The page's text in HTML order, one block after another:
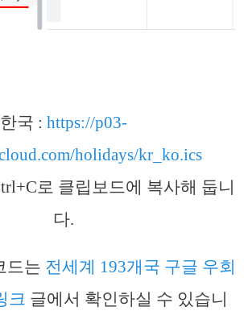
한국 : https://p03-
holidays/kr_ko.ics
로 클립보드에 복사해 둡니
다.
드는 전세계 193개국 구글 우회
크 글에서 확인하실 수 있습니